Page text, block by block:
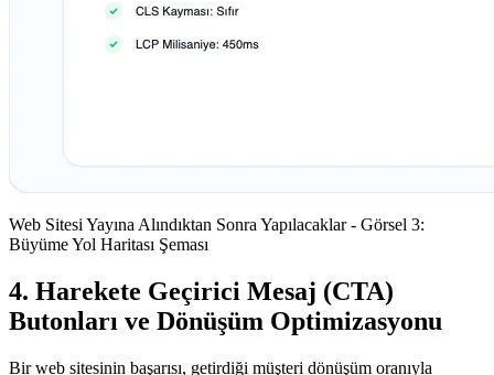
Web Sitesi Yayına Alındıktan Sonra Yapılacaklar - Görsel 3:
Büyüme Yol Haritası Şeması
4. Harekete Geçirici Mesaj (CTA)
Butonları ve Dönüşüm Optimizasyonu
Bir web sitesinin başarısı, getirdiği müşteri dönüşüm oranıyla